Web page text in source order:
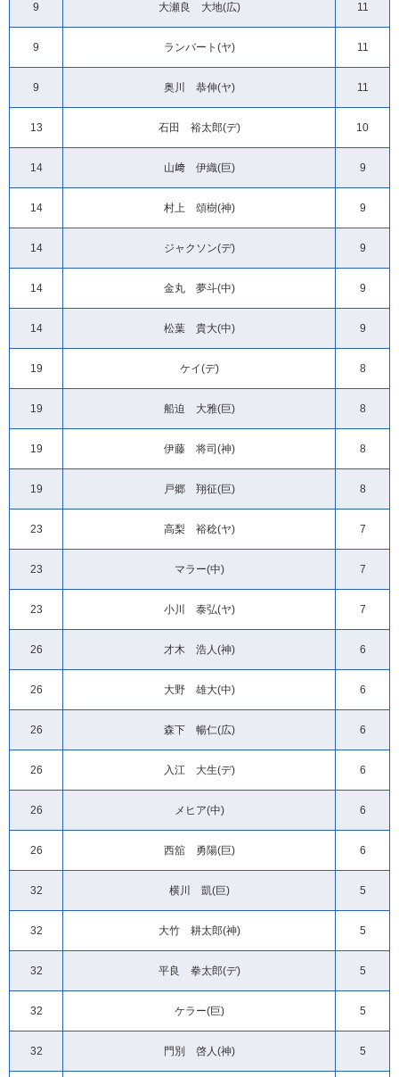
9 大瀬良 大地(広) 11
9 ランバート(ヤ) 11
9 奥川 恭伸(ヤ) 11
13 石田 裕太郎(デ) 10
14 山﨑 伊織(巨) 9
14 村上 頌樹(神) 9
14 ジャクソン(デ) 9
14 金丸 夢斗(中) 9
14 松葉 貴大(中) 9
19 ケイ(デ) 8
19 船迫 大雅(巨) 8
19 伊藤 将司(神) 8
19 戸郷 翔征(巨) 8
23 高梨 裕稔(ヤ) 7
23 マラー(中) 7
23 小川 泰弘(ヤ) 7
26 才木 浩人(神) 6
26 大野 雄大(中) 6
26 森下 暢仁(広) 6
26 入江 大生(デ) 6
26 メヒア(中) 6
26 西舘 勇陽(巨) 6
32 横川 凱(巨) 5
32 大竹 耕太郎(神) 5
32 平良 拳太郎(デ) 5
32 ケラー(巨) 5
32 門別 啓人(神) 5